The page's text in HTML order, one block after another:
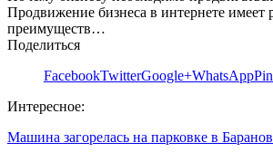
Продвижение бизнеса в интернете имеет
преимуществ…
Поделиться
FacebookTwitterGoogle+WhatsApp
Интересное:
Машина загорелась на парковке в